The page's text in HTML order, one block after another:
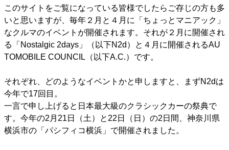
このサイトをご覧になっている皆様でしたらご存じの方も多
いと思いますが、毎年２月と４月に「ちょっとマニアック」
なクルマのイベントが開催されます。それが２月に開催され
る「Nostalgic 2days」（以下N2d）と４月に開催されるAU
TOMOBILE COUNCIL（以下A.C.）です。
それぞれ、どのようなイベントかと申しますと、まずN2dは
今年で17回目。
一言で申し上げると日本最大級のクラシックカーの祭典で
す。今年の2月21日（土）と22日（日）の2日間、神奈川県
横浜市の「パシフィコ横浜」で開催されました。